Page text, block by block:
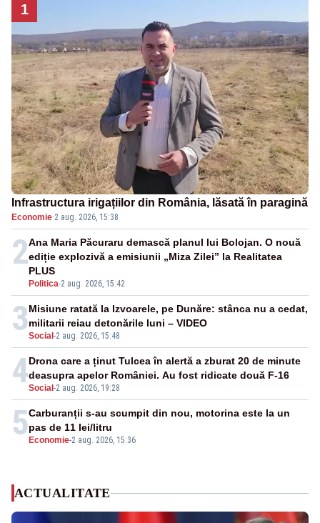
1
Infrastructura irigațiilor din România, lăsată în paragină
Economie·2 aug. 2026, 15:38
2
Politica-2 aug. 2026, 15:42
Ana Maria Păcuraru demască planul lui Bolojan. O nouă
ediție explozivă a emisiunii „Miza Zilei” la Realitatea
PLUS
3Social -2 aug. 2026, 15:48
Misiune ratată la Izvoarele, pe Dunăre: stânca nu a cedat,
militarii reiau detonările luni – VIDEO
4Social -2 aug. 2026, 19:28
Drona care a ținut Tulcea în alertă a zburat 20 de minute
deasupra apelor României. Au fost ridicate două F-16
5 Economie-2 aug. 2026, 15:36
Carburanții s-au scumpit din nou, motorina este la un
pas de 11 lei/litru
ACTUALITATE